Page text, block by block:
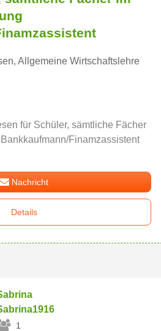
Allgemeine Wirtschaftslehre
für Schüler, sämtliche Fächer
Finamzassistent
Nachricht
Details
1